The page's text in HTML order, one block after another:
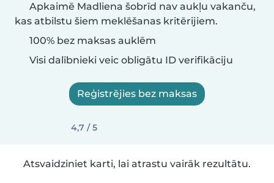
Apkaimē Madliena šobrīd nav aukļu vakanču,
kas atbilstu šiem meklēšanas kritērijiem.
100% bez maksas auklēm
Visi dalībnieki veic obligātu ID verifikāciju
Reģistrējies bez maksas
4,7 / 5
Atsvaidziniet karti, lai atrastu vairāk rezultātu.